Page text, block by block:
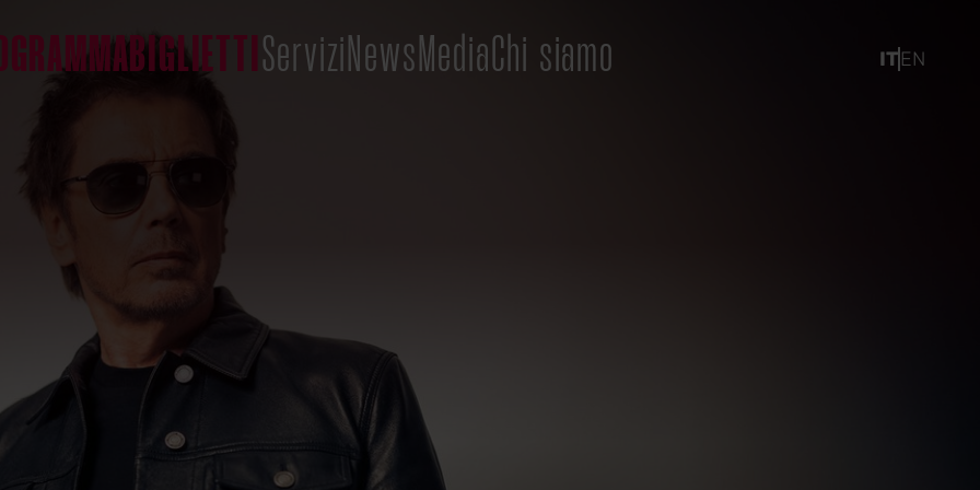
BIGLIETTIServiziNewsMediaChi siamo ITEN